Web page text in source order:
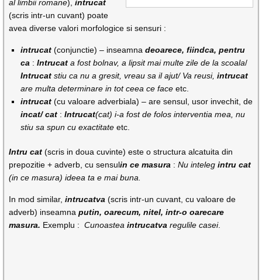
al limbii romane),intrucat
(scris intr-un cuvant) poate
avea diverse valori morfologice si sensuri :
intrucat(conjunctie) – inseamnadeoarece, fiindca, pentru
ca :Intrucat a fost bolnav, a lipsit mai multe zile de la scoala/
Intrucat stiu ca nu a gresit, vreau sa il ajut/ Va reusi,intrucat
are multa determinare in tot ceea ce faceetc.
intrucat (cu valoare adverbiala) – are sensul, usor invechit, de
incat/ cat :Intrucat(cat) i-a fost de folos interventia mea, nu
stiu sa spun cu exactitateetc.
Intru cat (scris in doua cuvinte) este o structura alcatuita din
prepozitie + adverb, cu sensulin ce masura :Nu intelegintru cat
(in ce masura) ideea ta e mai buna.
In mod similar,intrucatva (scris intr-un cuvant, cu valoare de
adverb) inseamnaputin, oarecum, nitel, intr-o oarecare
masura. Exemplu :Cunoasteaintrucatva regulile casei.